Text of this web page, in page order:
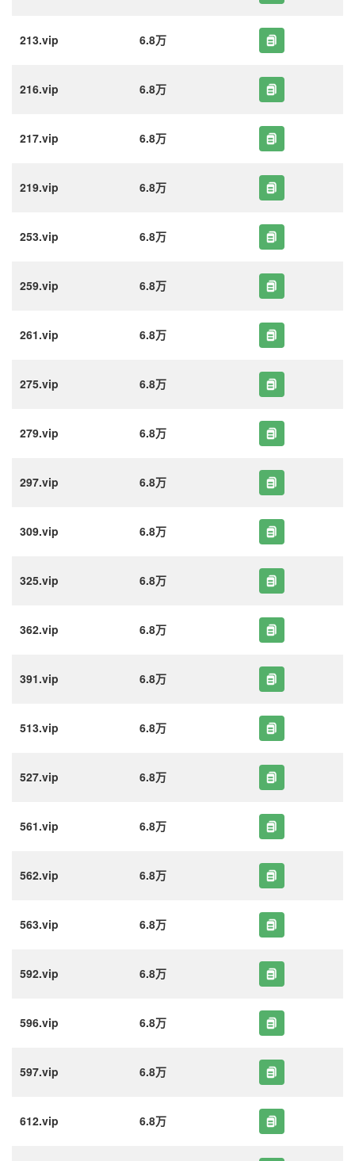
213.vip 6.8万
216.vip 6.8万
217.vip 6.8万
219.vip 6.8万
253.vip 6.8万
259.vip 6.8万
261.vip 6.8万
275.vip 6.8万
279.vip 6.8万
297.vip 6.8万
309.vip 6.8万
325.vip 6.8万
362.vip 6.8万
391.vip 6.8万
513.vip 6.8万
527.vip 6.8万
561.vip 6.8万
562.vip 6.8万
563.vip 6.8万
592.vip 6.8万
596.vip 6.8万
597.vip 6.8万
612.vip 6.8万